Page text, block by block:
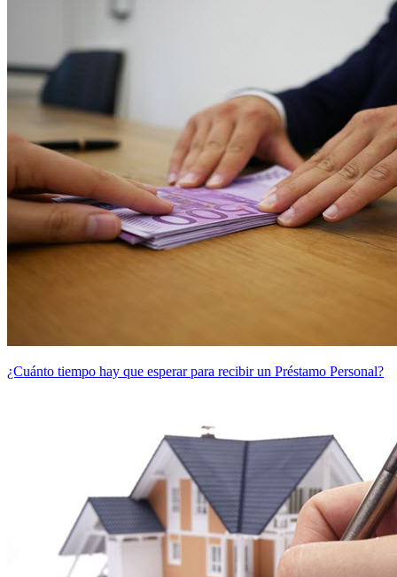
¿Cuánto tiempo hay que esperar para recibir un Préstamo Personal?